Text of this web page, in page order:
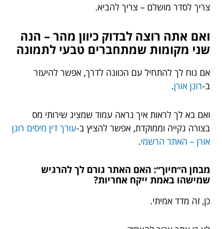
צריך לסדר מושלם – צריך להביא.
ואם אתה רוצה לבדוק כיוון מהר – הנה
שני מקומות שמתחברים טבעי לתמונה
אם נוח לך להתחיל עם הכוונה לדרך, אפשר להיעזר
ב-רונן אורן.
ואם בא לך לראות איך נראה עמוד שמציג שירותי מס
בצורה נקייה וממוקדת, אפשר להציץ ב-עורך דין מיסים רונן
אורן – האתר הרשמי.
מבחן ה״חיוך״: האם האתר גורם לך להרגיש
שמישהו באמת ייקח אחריות?
כן, זה מדד אמיתי.